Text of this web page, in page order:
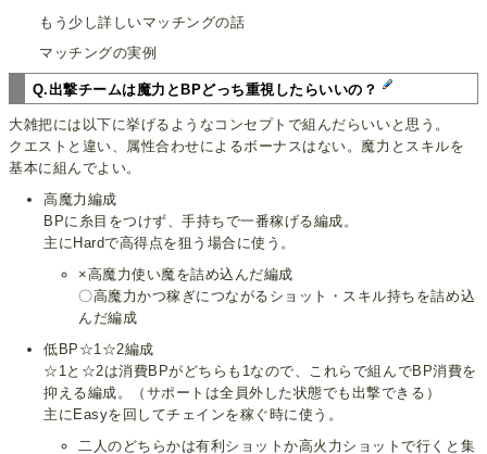
もう少し詳しいマッチングの話
マッチングの実例
Q.出撃チームは魔力とBPどっち重視したらいいの？
大雑把には以下に挙げるようなコンセプトで組んだらいいと思う。
クエストと違い、属性合わせによるボーナスはない。魔力とスキルを
基本に組んでよい。
高魔力編成
BPに糸目をつけず、手持ちで一番稼げる編成。
主にHardで高得点を狙う場合に使う。
×高魔力使い魔を詰め込んだ編成
〇高魔力かつ稼ぎにつながるショット・スキル持ちを詰め込
んだ編成
低BP☆1☆2編成
☆1と☆2は消費BPがどちらも1なので、これらで組んでBP消費を
抑える編成。（サポートは全員外した状態でも出撃できる）
主にEasyを回してチェインを稼ぐ時に使う。
二人のどちらかは有利ショットか高火力ショットで行くと集